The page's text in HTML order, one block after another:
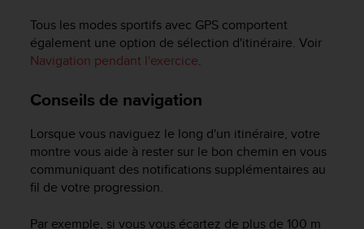
Tous les modes sportifs avec GPS comportent
également une option de sélection d'itinéraire. Voir
Navigation pendant l'exercice.
Conseils de navigation
Lorsque vous naviguez le long d'un itinéraire, votre
montre vous aide à rester sur le bon chemin en vous
communiquant des notifications supplémentaires au
fil de votre progression.
Par exemple, si vous vous écartez de plus de 100 m